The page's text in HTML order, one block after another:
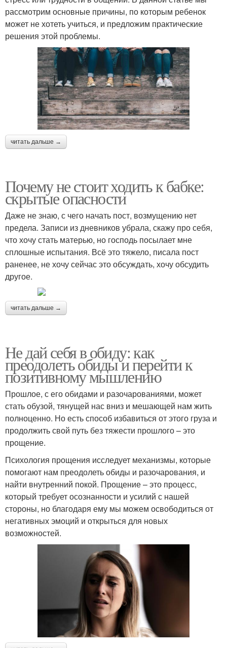
рассмотрим основные причины, по которым ребенок
может не хотеть учиться, и предложим практические
решения этой проблемы.
читать дальше →
Почему не стоит ходить к бабке:
скрытые опасности
Даже не знаю, с чего начать пост, возмущению нет
предела. Записи из дневников убрала, скажу про себя,
что хочу стать матерью, но господь посылает мне
сплошные испытания. Всё это тяжело, писала пост
раненее, не хочу сейчас это обсуждать, хочу обсудить
другое.
читать дальше →
Не дай себя в обиду: как
преодолеть обиды и перейти к
позитивному мышлению
Прошлое, с его обидами и разочарованиями, может
стать обузой, тянущей нас вниз и мешающей нам жить
полноценно. Но есть способ избавиться от этого груза и
продолжить свой путь без тяжести прошлого – это
прощение.
Психология прощения исследует механизмы, которые
помогают нам преодолеть обиды и разочарования, и
найти внутренний покой. Прощение – это процесс,
который требует осознанности и усилий с нашей
стороны, но благодаря ему мы можем освободиться от
негативных эмоций и открыться для новых
возможностей.